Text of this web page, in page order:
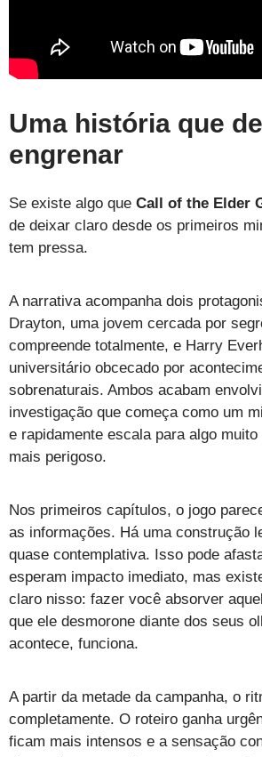
Uma história que
engrenar
Se existe algo que Call of the Elder
de deixar claro desde os primeiros
tem pressa.
A narrativa acompanha dois
Drayton, uma jovem cercada por
compreende totalmente, e Harry
universitário obcecado por
sobrenaturais. Ambos acabam
investigação que começa como um
e rapidamente escala para algo
mais perigoso.
Nos primeiros capítulos, o jogo
as informações. Há uma construção
quase contemplativa. Isso pode
esperam impacto imediato, mas
claro nisso: fazer você absorver
que ele desmorone diante dos seus
acontece, funciona.
A partir da metade da campanha, o
completamente. O roteiro ganha
ficam mais intensos e a sensação